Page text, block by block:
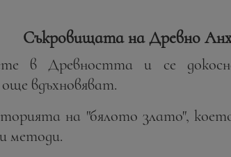
Съкровищата на Древно
в Древността и се
вдъхновяват.
на "бялото злато",
методи.